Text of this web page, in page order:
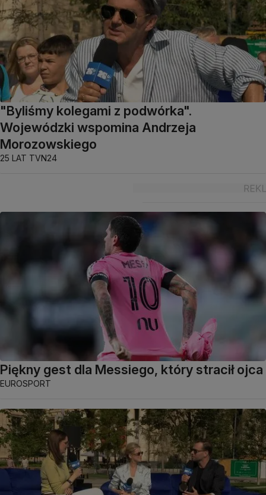
"Byliśmy kolegami z podwórka".
Wojewódzki wspomina Andrzeja
Morozowskiego
25 LAT TVN24
Piękny gest dla Messiego, który stracił ojca
EUROSPORT